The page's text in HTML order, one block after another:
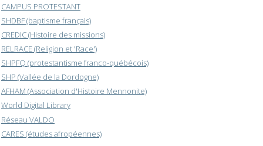
CAMPUS PROTESTANT
SHDBF (baptisme français)
CREDIC (Histoire des missions)
RELRACE (Religion et 'Race')
SHPFQ (protestantisme franco-québécois)
SHP (Vallée de la Dordogne)
AFHAM (Association d'Histoire Mennonite)
World Digital Library
Réseau VALDO
CARES (études afropéennes)